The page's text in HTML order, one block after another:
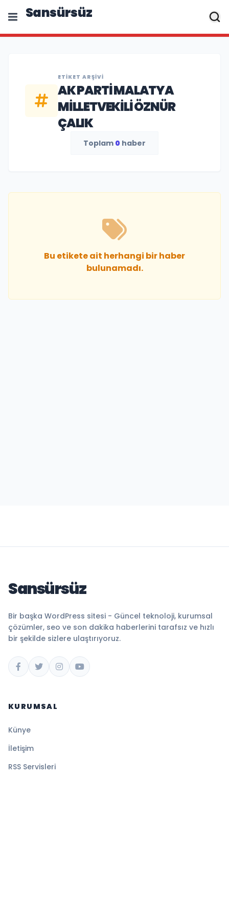
Sansürsüz
ETIKET ARŞIVI
AK PARTI MALATYA
MILLETVEKILI ÖZNÜR
ÇALIK
Toplam 0 haber
Bu etikete ait herhangi bir haber
bulunamadı.
Sansürsüz
Bir başka WordPress sitesi - Güncel teknoloji, kurumsal
çözümler, seo ve son dakika haberlerini tarafsız ve hızlı
bir şekilde sizlere ulaştırıyoruz.
KURUMSAL
Künye
İletişim
RSS Servisleri